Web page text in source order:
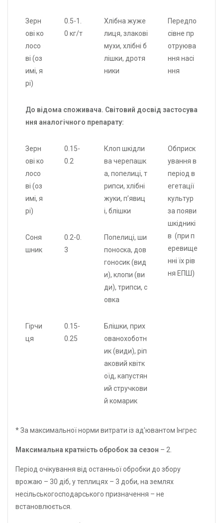
Зерн
ові ко
лосо
ві (оз
имі, я
рі)
0.5-1.
0 кг/т
Хлібна жуже
лиця, злакові
мухи, хлібні б
лішки, дротя
ники
Передпо
сівне пр
отруюва
ння насі
ння
До відома споживача. Світовий досвід застосува
ння аналогічного препарату:
Зерн
ові ко
лосо
ві (оз
имі, я
рі)
0.15-
0.2
Клоп шкідли
ва черепашк
а, попелиці, т
рипси, хлібні
жуки, п’явиц
і, блішки
Обприск
ування в
період в
егетації
культур
за появи
шкідникі
в (при п
еревище
нні їх рів
ня ЕПШ)
Соня
шник
0.2-0.
3
Попелиці, ши
поноска, дов
гоносик (вид
и), клопи (ви
ди), трипси, с
овка
Гірчи
ця
0.15-
0.25
Блішки, прих
ованохоботн
ик (види), ріп
аковий квітк
оїд, капустян
ий стручкови
й комарик
* За максимальної норми витрати із ад’ювантом Інгрес
Максимальна кратність обробок за сезон – 2.
Період очікування від останньої обробки до збору
врожаю – 30 діб, у теплицях – 3 доби, на землях
несільськогосподарського призначення – не
встановлюється.